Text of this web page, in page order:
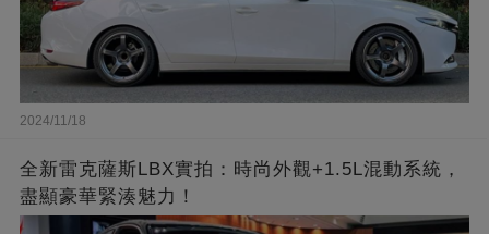
2024/11/18
全新雷克薩斯LBX實拍：時尚外觀+1.5L混動系統，
盡顯豪華緊湊魅力！